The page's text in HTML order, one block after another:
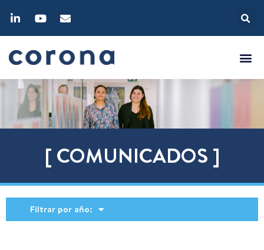
[ COMUNICADOS ]
Filtrar por año: